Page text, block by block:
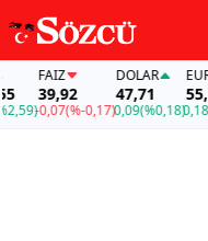
FAİZ
39,92
-0,07(%-0,17)
DOLAR
47,71
0,09(%0,18)
EURO
55,19
0,18